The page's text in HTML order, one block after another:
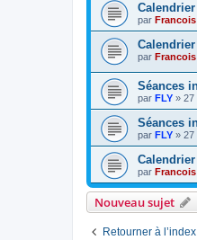
Calendrier
par Francois
Calendrier
par Francois
Séances
par FLY » 27
Séances
par FLY » 27
Calendrier
par Francois
Nouveau sujet
Retourner à